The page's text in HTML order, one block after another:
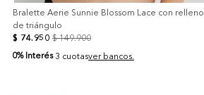
Bralette Aerie Sunnie Blossom Lace con relleno
de triángulo
$ 74. 950 $ 149.900
0% Interés 3 cuotasver bancos.